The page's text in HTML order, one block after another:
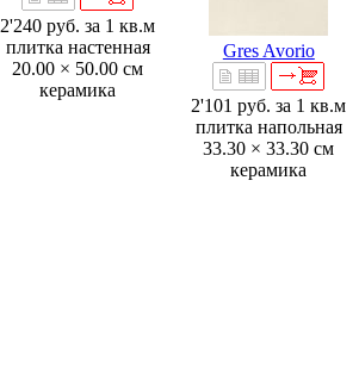
2'240 руб. за 1 кв.м
плитка настенная
20.00 × 50.00 см
керамика
Gres Avorio
2'101 руб. за 1 кв.м
плитка напольная
33.30 × 33.30 см
керамика